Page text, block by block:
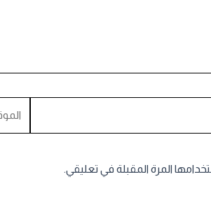
المرة المقبلة في تعليقي.